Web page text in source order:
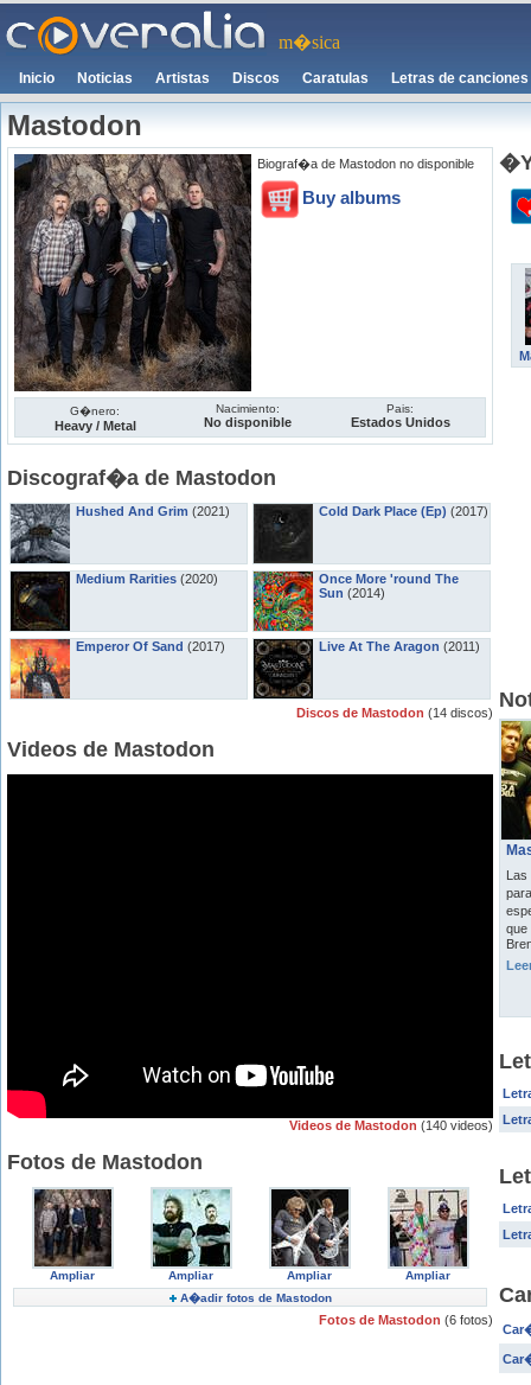
m�sica
Inicio Noticias Artistas Discos Caratulas Letras de canciones
Mastodon
Biograf�a de Mastodon no disponible
Buy albums
G�nero:
Heavy / Metal
Nacimiento:
No disponible
Pais:
Estados Unidos
Discograf�a de Mastodon
Hushed And Grim (2021)
Medium Rarities (2020)
Emperor Of Sand (2017)
Cold Dark Place (Ep) (2017)
Once More 'round The
Sun (2014)
Live At The Aragon (2011)
Discos de Mastodon (14 discos)
Videos de Mastodon
Videos de Mastodon (140 videos)
Fotos de Mastodon
Ampliar Ampliar Ampliar
Ampliar
A�adir fotos de Mastodon
Fotos de Mastodon (6 fotos)
Las
que